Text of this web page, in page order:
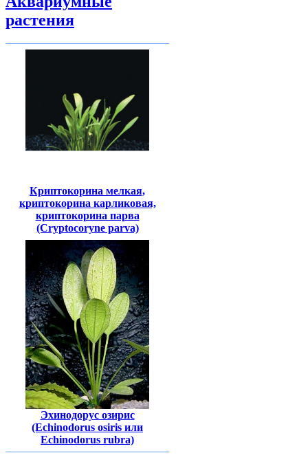
растения
Криптокорина мелкая,
криптокорина карликовая,
криптокорина парва
(Cryptocoryne parva)
Эхинодорус озирис
(Echinodorus osiris или
Echinodorus rubra)